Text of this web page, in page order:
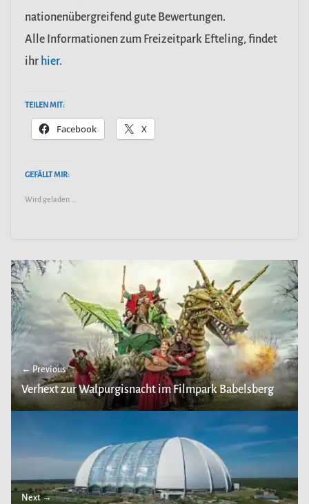
nationenübergreifend gute Bewertungen.
Alle Informationen zum Freizeitpark Efteling, findet
ihr hier.
TEILEN MIT:
Facebook X
GEFÄLLT MIR:
Wird geladen …
← Previous
Verhext zur Walpurgisnacht im Filmpark Babelsberg
Next →